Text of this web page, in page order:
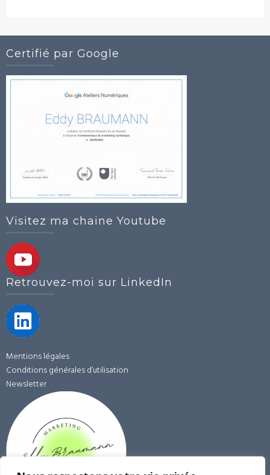
Certifié par Google
Visitez ma chaine Youtube
Retrouvez-moi sur LinkedIn
Mentions légales
Conditions générales d’utilisation
Newsletter